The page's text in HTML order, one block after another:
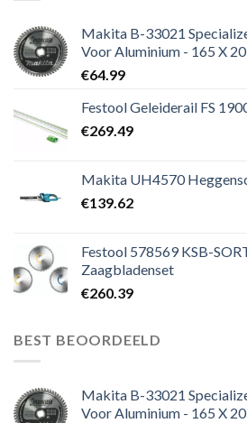
Makita B-33021
Voor Aluminium - 165 X
€64.99
Festool Geleiderail FS
€269.49
Makita UH4570
€139.62
Festool 578569 KSB-
Zaagbladenset
€260.39
BEST BEOORDEELD
Makita B-33021
Voor Aluminium - 165 X